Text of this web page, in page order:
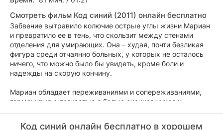
Смотреть фильм Код синий (2011) онлайн бесплатно
Забвение вытравило колючие острые углы жизни Мариан
и превратило ее в тень, что скользит между стенами
отделения для умирающих. Она – худая, почти безликая
фигура среди отчаянно больных, у которых не осталось
ничего, что можно было бы увидеть, кроме боли и
надежды на скорую кончину.
Мариан обладает переживаниями и сопереживаниями,
гармонируя с легкостью с болью скончавшихся и
Код синий онлайн бесплатно в хорошем